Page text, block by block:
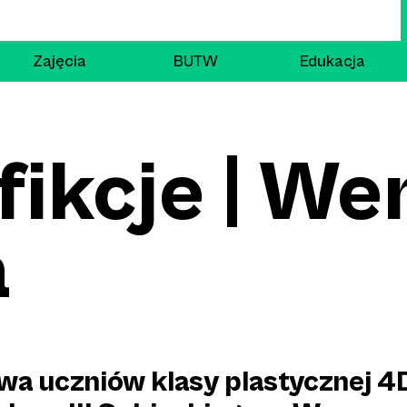
Zajęcia BUTW Edukacja
|
uczniów klasy plastycznej